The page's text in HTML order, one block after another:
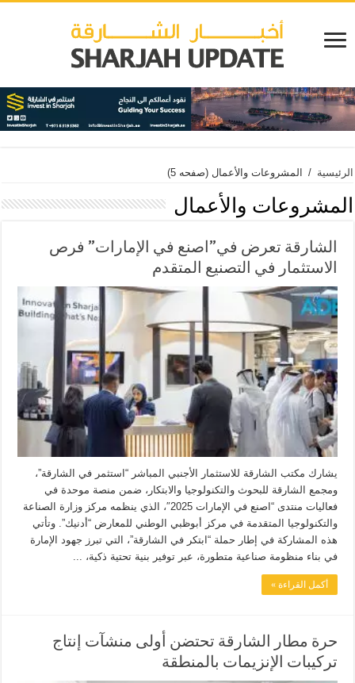
الرئيسية / المشروعات والأعمال (صفحه 5)
المشروعات والأعمال
الشارقة تعرض في”اصنع في الإمارات” فرص
الاستثمار في التصنيع المتقدم
يشارك مكتب الشارقة للاستثمار الأجنبي المباشر “استثمر في الشارقة”،
ومجمع الشارقة للبحوث والتكنولوجيا والابتكار، ضمن منصة موحدة في
فعاليات منتدى “اصنع في الإمارات 2025″، الذي ينظمه مركز وزارة الصناعة
والتكنولوجيا المتقدمة في مركز أبوظبي الوطني للمعارض “أدنيك”. وتأتي
هذه المشاركة في إطار حملة “ابتكر في الشارقة”، التي تبرز جهود الإمارة
في بناء منظومة صناعية متطورة، عبر توفير بنية تحتية ذكية، ...
أكمل القراءة »
حرة مطار الشارقة تحتضن أولى منشآت إنتاج
تركيبات الإنزيمات بالمنطقة